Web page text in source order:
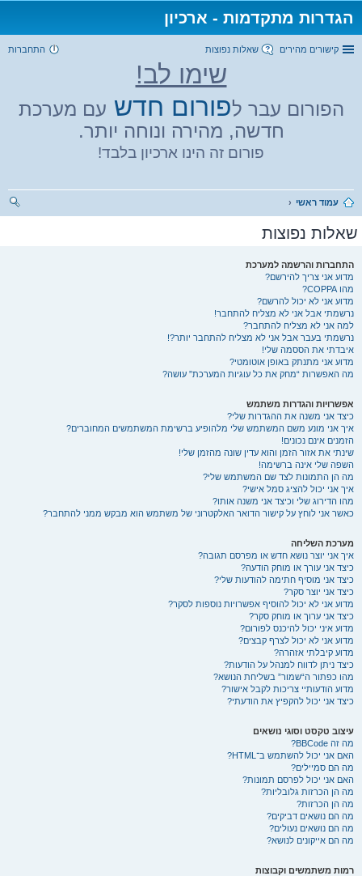
הגדרות מתקדמות - ארכיון
קישורים מהירים שאלות נפוצות התחברות
שימו לב!
הפורום עבר לפורום חדש עם מערכת
חדשה, מהירה ונוחה יותר.
פורום זה הינו ארכיון בלבד!
עמוד ראשי
שאלות נפוצות
התחברות והרשמה למערכת
מדוע אני צריך להירשם?
מהו COPPA?
מדוע אני לא יכול להרשם?
נרשמתי אבל אני לא מצליח להתחבר!
למה אני לא מצליח להתחבר?
נרשמתי בעבר אבל אני לא מצליח להתחבר יותר?!
איבדתי את הססמה שלי!
מדוע אני מתנתק באופן אוטומטי?
מה האפשרות “מחק את כל עוגיות המערכת” עושה?
אפשרויות והגדרות משתמש
כיצד אני משנה את ההגדרות שלי?
איך אני מונע משם המשתמש שלי מלהופיע ברשימת המשתמשים המחוברים?
הזמנים אינם נכונים!
שינתי את אזור הזמן והוא עדין שונה מהזמן שלי!
השפה שלי אינה ברשימה!
מה הן התמונות לצד שם המשתמש שלי?
איך אני יכול להציג סמל אישי?
מהו הדירוג שלי וכיצד אני משנה אותו?
כאשר אני לוחץ על קישור הדואר האלקטרוני של משתמש הוא מבקש ממני להתחבר?
מערכת השליחה
איך אני יוצר נושא חדש או מפרסם תגובה?
כיצד אני עורך או מוחק הודעה?
כיצד אני מוסיף חתימה להודעות שלי?
כיצד אני יוצר סקר?
מדוע אני לא יכול להוסיף אפשרויות נוספות לסקר?
כיצד אני ערוך או מוחק סקר?
מדוע איני יכול להיכנס לפורום?
מדוע אני לא יכול לצרף קבצים?
מדוע קיבלתי אזהרה?
כיצד ניתן לדווח למנהל על הודעות?
מהו כפתור ה“שמור” בשליחת הנושא?
מדוע הודעותיי צריכות לקבל אישור?
כיצד אני יכול להקפיץ את הודעתי?
עיצוב טקסט וסוגי נושאים
מה זה BBCode?
האם אני יכול להשתמש ב־HTML?
מה הם סמיילים?
האם אני יכול לפרסם תמונות?
מה הן הכרזות גלובליות?
מה הן הכרזות?
מה הם נושאים דביקים?
מה הם נושאים נעולים?
מה הם אייקונים לנושא?
רמות משתמשים וקבוצות